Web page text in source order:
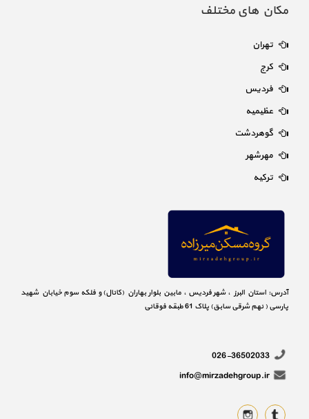
مکان های مختلف
تهران
کرج
فردیس
عظیمیه
گوهردشت
مهرشهر
ترکیه
آدرس: استان البرز ، شهر فردیس ، مابین بلوار بهاران (کانال) و فلکه سوم خیابان شهید
پارسی ( نهم شرقی سابق) پلاک 61 طبقه فوقانی
026-36502033
info@mirzadehgroup.ir